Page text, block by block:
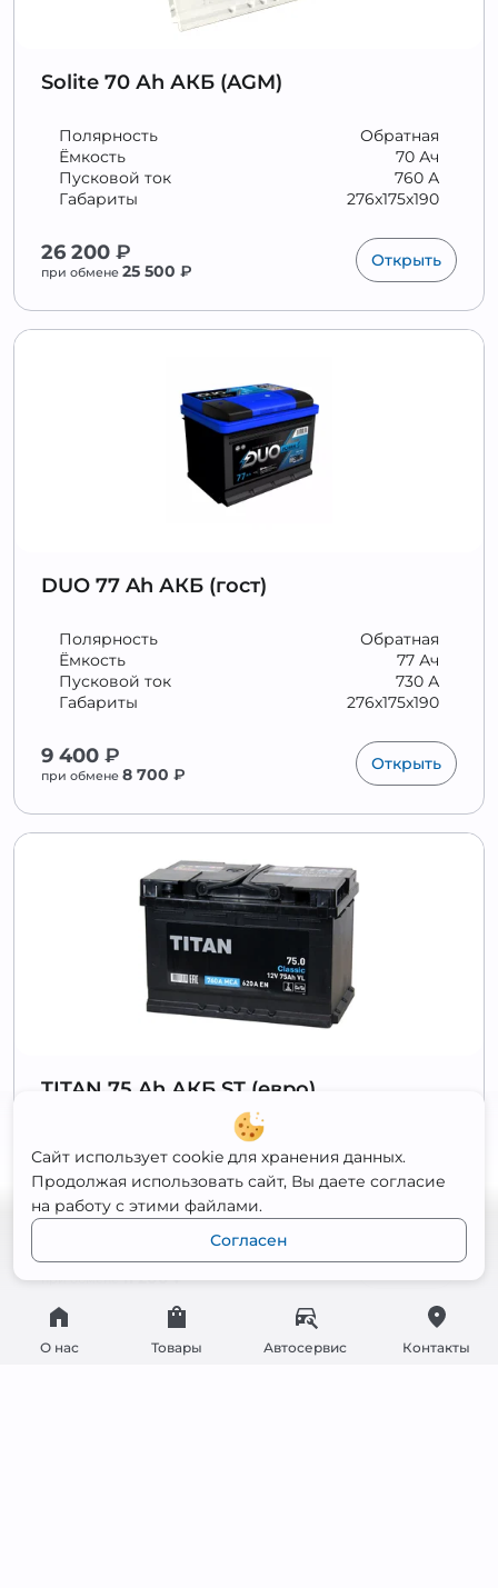
Solite 70 Аh АКБ (AGM)
Обратная
Полярность
70 Ач
Ёмкость
760 А
Пусковой ток
276x175x190
Габариты
26 200 ₽
при обмене 25 500 ₽
Открыть
DUO 77 Ah АКБ (гост)
Обратная
Полярность
77 Ач
Ёмкость
730 А
Пусковой ток
276x175x190
Габариты
9 400 ₽
при обмене 8 700 ₽
Открыть
TITAN 75 Ah АКБ ST (евро)
75 Ач
Ёмкость
650 А
Пусковой ток
Габариты
11 900₽
при обмене11 200₽
Открыть
О нас Товары Автосервис Контакты
Сайт использует cookie для хранения данных.
Продолжая использовать сайт, Вы даете согласие
на работу с этими файлами.
Согласен